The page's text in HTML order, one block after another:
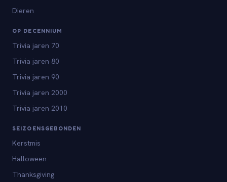
Dieren
OP DECENNIUM
Trivia jaren 70
Trivia jaren 80
Trivia jaren 90
Trivia jaren 2000
Trivia jaren 2010
SEIZOENSGEBONDEN
Kerstmis
Halloween
Thanksgiving